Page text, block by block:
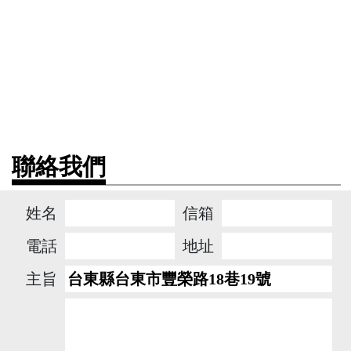
聯絡我們
姓名
信箱
電話
地址
主旨